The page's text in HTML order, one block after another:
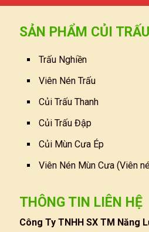
SẢN PHẨM CỦI TRẤU
Trấu Nghiền
Viên Nén Trấu
Củi Trấu Thanh
Củi Trấu Đập
Củi Mùn Cưa Ép
Viên Nén Mùn Cưa (Viên
THÔNG TIN LIÊN HỆ
Công Ty TNHH SX TM Năng